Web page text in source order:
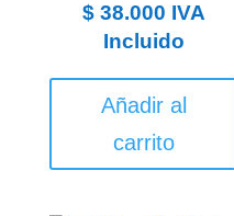
$38.000 IVA
Incluido
Añadir al
carrito